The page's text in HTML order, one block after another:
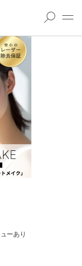
ーあり